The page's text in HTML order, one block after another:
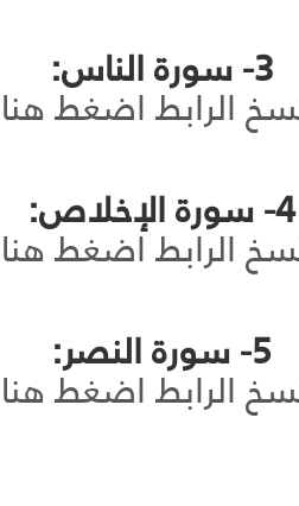
3- سورة الناس:
الرابط اضغط هنا
4- سورة الإخلاص:
الرابط اضغط هنا
5- سورة النصر:
الرابط اضغط هنا